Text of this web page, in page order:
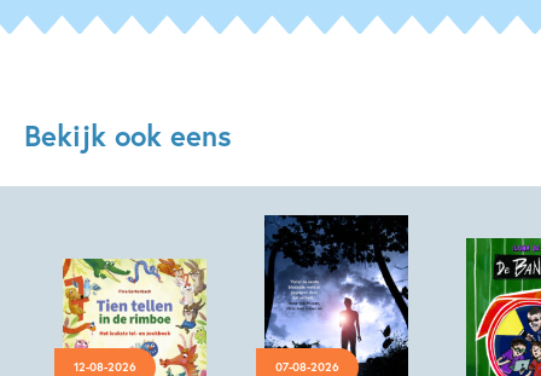
Bekijk ook eens
12-08-2026 07-08-2026